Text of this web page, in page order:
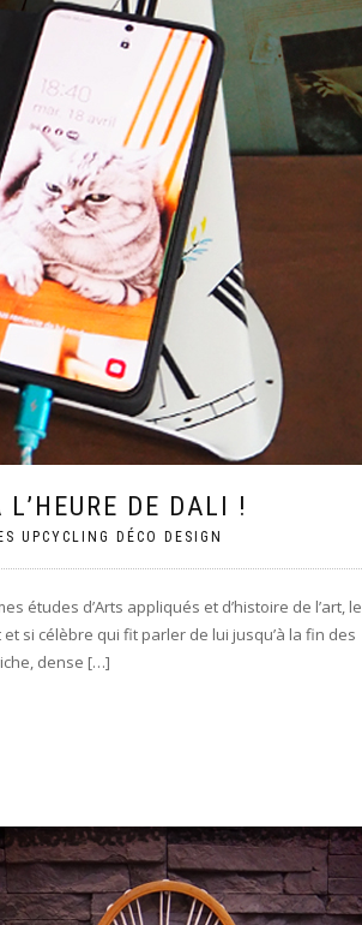
DE DALI !
UPCYCLING DÉCO DESIGN
études d’Arts appliqués et d’histoire de l’art, le
si célèbre qui fit parler de lui jusqu’à la fin des
dense […]